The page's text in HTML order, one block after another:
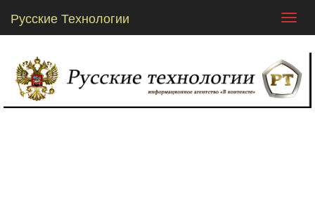
Русские Технологии